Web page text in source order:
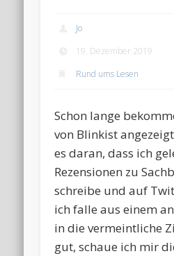
Jo
19. Dezember 2019
Rund ums Lesen
Schon lange
von Blinkist
es daran, dass ich
Rezensionen zu
schreibe und auf
ich falle aus einem
in die vermeintliche
gut, schaue ich mir